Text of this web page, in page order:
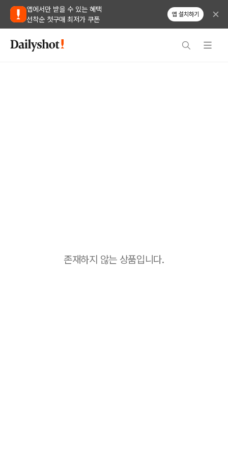
앱에서만 받을 수 있는 혜택
선착순 첫구매 최저가 쿠폰
앱 설치하기
존재하지 않는 상품입니다.